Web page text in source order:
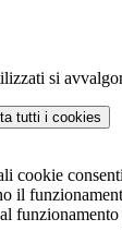
si
tutti i cookies
cookie
il